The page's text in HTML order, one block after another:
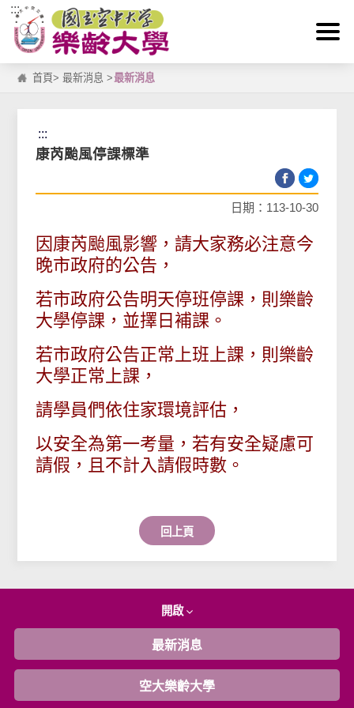
跳到主要內容區塊
:::
首頁>最新消息 >最新消息
:::
康芮颱風停課標準
日期：113-10-30
因康芮颱風影響，請大家務必注意今
晚市政府的公告，
若市政府公告明天停班停課，則樂齡
大學停課，並擇日補課。
若市政府公告正常上班上課，則樂齡
大學正常上課，
請學員們依住家環境評估，
以安全為第一考量，若有安全疑慮可
請假，且不計入請假時數。
回上頁
開啟
最新消息
空大樂齡大學